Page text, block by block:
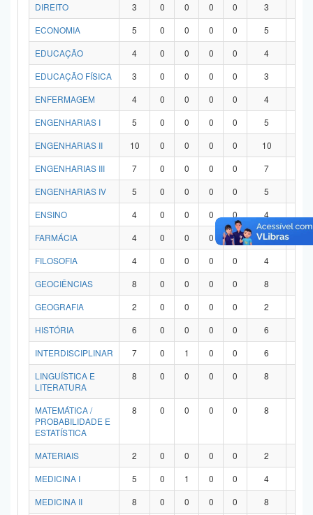
DIREITO 3 0 0 0 0 3
ECONOMIA
5 0 0 0 0 5
EDUCAÇÃO
4 0 0 0 0 4
EDUCAÇÃO FÍSICA
3 0 0 0 0 3
ENFERMAGEM
4 0 0 0 0 4
ENGENHARIAS I
5 0 0 0 0 5
ENGENHARIAS II
10 0 0 0 0 10
ENGENHARIAS III
7 0 0 0 0 7
ENGENHARIAS IV
5 0 0 0 0 5
ENSINO
4 0 0 0 0 4
FARMÁCIA
4 0 0 0 0 4
FILOSOFIA
4 0 0 0 0 4
GEOCIÊNCIAS
8 0 0 0 0 8
GEOGRAFIA
2 0 0 0 0 2
HISTÓRIA
6 0 0 0 0 6
INTERDISCIPLINAR
7 0 1 0 0 6
LINGUÍSTICA E
LITERATURA
8 0 0 0 0 8
MATEMÁTICA /
PROBABILIDADE E
ESTATÍSTICA
8 0 0 0 0 8
MATERIAIS 2 0 0 0 0 2
MEDICINA I
5 0 1 0 0 4
MEDICINA II
8 0 0 0 0 8